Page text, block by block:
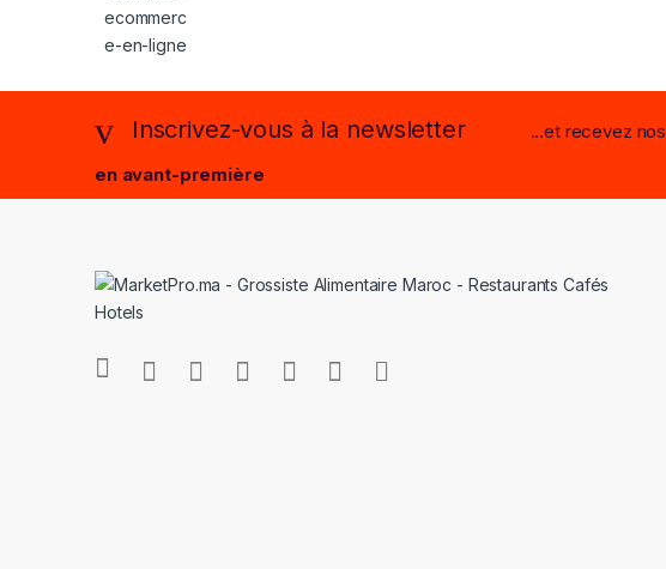
Inscrivez-vous à la newsletter ...et recevez nos
en avant-première